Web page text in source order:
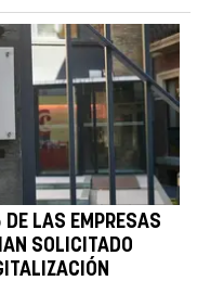
LAS EMPRESAS
SOLICITADO